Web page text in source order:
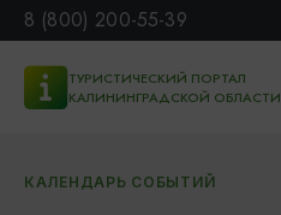
8 (800) 200-55-39
ТУРИСТИЧЕСКИЙ ПОРТАЛ
КАЛИНИНГРАДСКОЙ ОБЛАСТИ
КАЛЕНДАРЬ СОБЫТИЙ